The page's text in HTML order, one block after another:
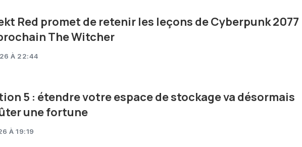
Red promet de retenir les leçons de Cyberpunk 2077
The Witcher
À 22:44
5 : étendre votre espace de stockage va désormais
une fortune
À 19:19